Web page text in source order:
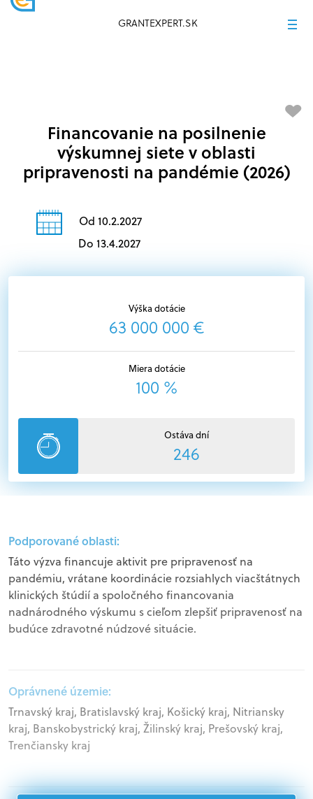
GRANTEXPERT.SK
Výška dotácie
63 000 000 €
Miera dotácie
100 %
Ostáva dní
246
Financovanie na posilnenie
výskumnej siete v oblasti
pripravenosti na pandémie (2026)
Od 10.2.2027
Do 13.4.2027
Podporované oblasti:
Táto výzva financuje aktivit pre pripravenosť na
pandémiu, vrátane koordinácie rozsiahlych viacštátnych
klinických štúdií a spoločného financovania
nadnárodného výskumu s cieľom zlepšiť pripravenosť na
budúce zdravotné núdzové situácie.
Oprávnené územie:
Trnavský kraj, Bratislavský kraj, Košický kraj, Nitriansky
kraj, Banskobystrický kraj, Žilinský kraj, Prešovský kraj,
Trenčiansky kraj